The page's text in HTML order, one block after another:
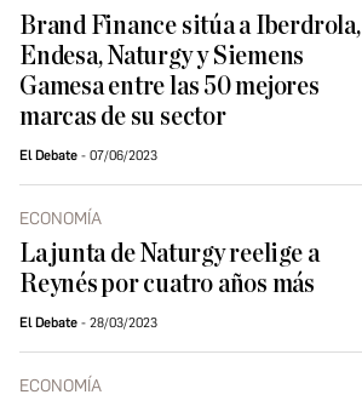
Brand Finance sitúa a Iberdrola,
Endesa, Naturgy y Siemens
Gamesa entre las 50 mejores
marcas de su sector
El Debate 07/06/2023
ECONOMÍA
La junta de Naturgy reelige a
Reynés por cuatro años más
El Debate 28/03/2023
ECONOMÍA